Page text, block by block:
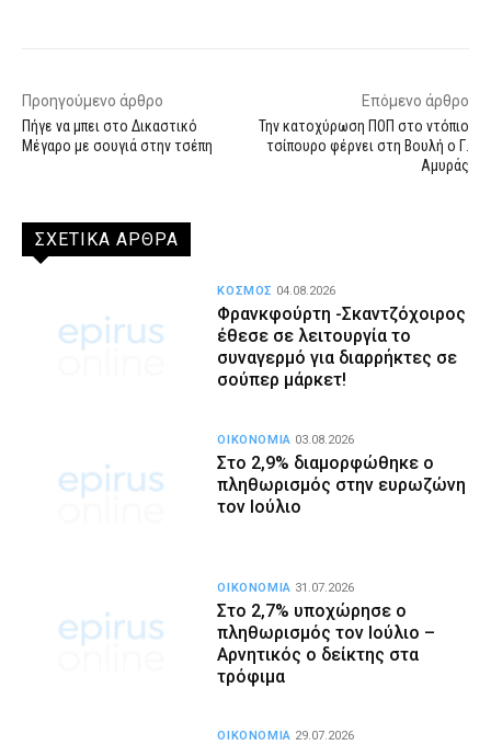
Προηγούμενο άρθρο
Πήγε να μπει στο Δικαστικό
Μέγαρο με σουγιά στην τσέπη
Επόμενο άρθρο
Την κατοχύρωση ΠΟΠ στο ντόπιο
τσίπουρο φέρνει στη Βουλή ο Γ.
Αμυράς
ΣΧΕΤΙΚΑ ΑΡΘΡΑ
Φρανκφούρτη -Σκαντζόχοιρος
έθεσε σε λειτουργία το
συναγερμό για διαρρήκτες σε
σούπερ μάρκετ!
ΚΟΣΜΟΣ 04.08.2026
Στο 2,9% διαμορφώθηκε ο
πληθωρισμός στην ευρωζώνη
τον Ιούλιο
ΟΙΚΟΝΟΜΙΑ 03.08.2026
Στο 2,7% υποχώρησε ο
πληθωρισμός τον Ιούλιο –
Αρνητικός ο δείκτης στα
τρόφιμα
ΟΙΚΟΝΟΜΙΑ 31.07.2026
ΟΙΚΟΝΟΜΙΑ 29.07.2026